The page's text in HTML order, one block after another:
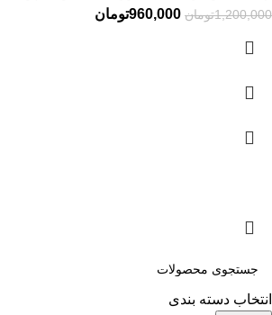
1,200,000تومان 960,000تومان
انتخاب دسته بندی